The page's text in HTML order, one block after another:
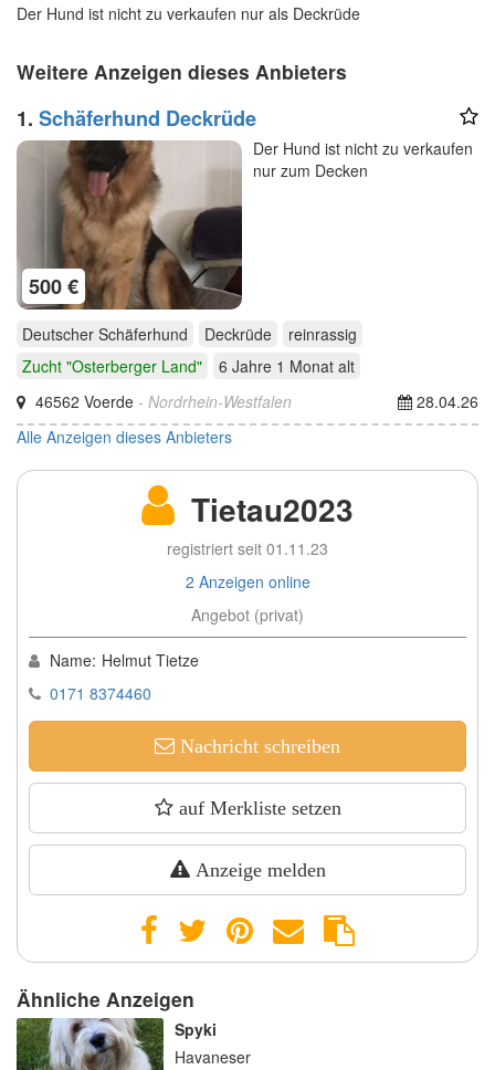
Der Hund ist nicht zu verkaufen nur als Deckrüde
Weitere Anzeigen dieses Anbieters
1. Schäferhund Deckrüde
500 €
Der Hund ist nicht zu verkaufen
nur zum Decken
Deutscher Schäferhund Deckrüde
reinrassig
Zucht "Osterberger Land"
6 Jahre 1 Monat alt
46562 Voerde - Nordrhein-Westfalen
28.04.26
Alle Anzeigen dieses Anbieters
Tietau2023
registriert seit 01.11.23
2 Anzeigen online
Angebot (privat)
Name: Helmut Tietze
0171 8374460
Nachricht schreiben
auf Merkliste setzen
Anzeige melden
Ähnliche Anzeigen
Spyki
Havaneser